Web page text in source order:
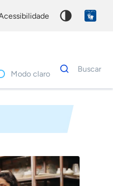
acessibilidade
Modo claro
Dados
para
Buscar
chave